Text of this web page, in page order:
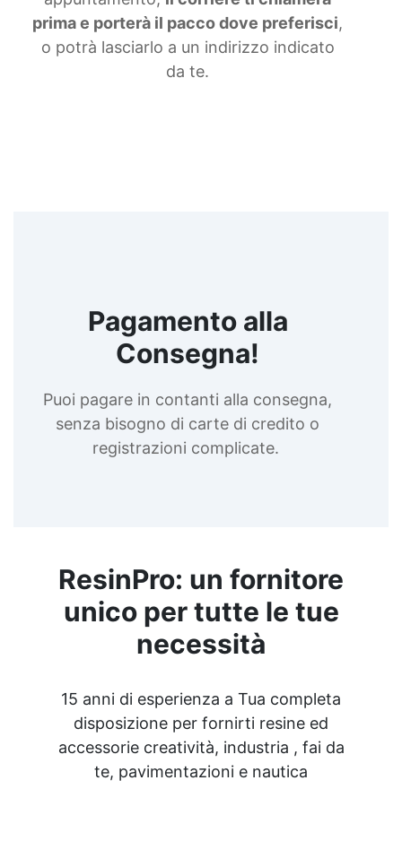
prima e porterà il pacco dove preferisci,
o potrà lasciarlo a un indirizzo indicato
da te.
Pagamento alla
Consegna!
Puoi pagare in contanti alla consegna,
senza bisogno di carte di credito o
registrazioni complicate.
ResinPro: un fornitore
unico per tutte le tue
necessità
15 anni di esperienza a Tua completa
disposizione per fornirti resine ed
accessorie creatività, industria , fai da
te, pavimentazioni e nautica